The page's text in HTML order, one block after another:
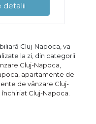
detalii
Cluj-Napoca, va
la zi, din categorii
Cluj-Napoca
apartamente de
de vânzare Cluj-
Cluj-Napoca